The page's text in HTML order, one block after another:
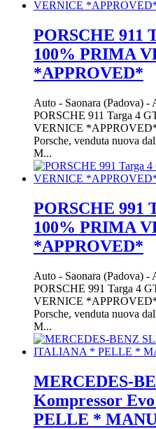
PORSCHE 911
100% PRIMA
*APPROVED*
Auto - Saonara (Padova) -
PORSCHE 911 Targa 4
VERNICE
Porsche, venduta nuova
M...
PORSCHE 991
100% PRIMA
*APPROVED*
Auto - Saonara (Padova) -
PORSCHE 991 Targa 4
VERNICE
Porsche, venduta nuova
M...
MERCEDES-
Kompressor
PELLE *